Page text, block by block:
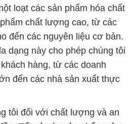
loạt các sản phẩm hóa chất
chất lượng cao, từ các
đến các nguyên liệu cơ bản.
dạng này cho phép chúng tôi
hàng, từ các doanh
đến các nhà sản xuất thực
tôi đối với chất lượng và an